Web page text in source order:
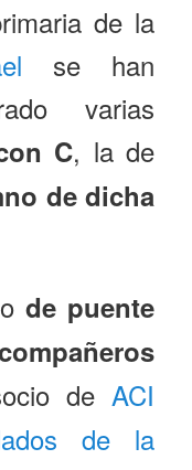
de la
se han
varias
C, la de
de dicha
de puente
de ACI
de la